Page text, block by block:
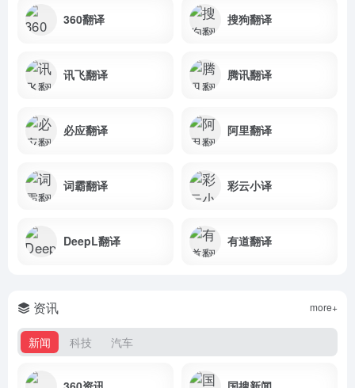
360翻译 搜狗翻译
讯飞翻译 腾讯翻译
必应翻译 阿里翻译
词霸翻译 彩云小译
DeepL翻译 有道翻译
资讯
新闻 科技 汽车
more+